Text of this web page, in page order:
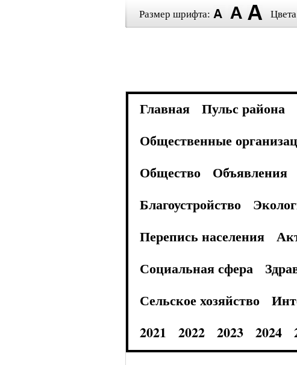
Размер шрифта:
Главная Пульс района
Общественные
Общество
Объявления
Благоустройство
Перепись населения
Социальная сфера
Сельское хозяйство
2021
2022 2023 2024